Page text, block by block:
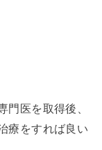
門医を取得後、
療をすれば良い